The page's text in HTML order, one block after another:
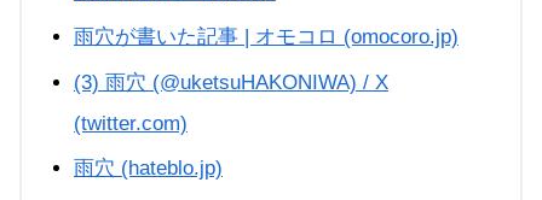
雨穴が書いた記事 | オモコロ (omocoro.jp)
(3) 雨穴 (@uketsuHAKONIWA) / X
(twitter.com)
雨穴 (hateblo.jp)